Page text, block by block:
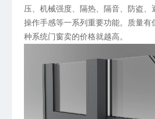
压、机械强度、隔热、隔音、防盗、
操作手感等一系列重要功能。质量有
种系统门窗卖的价格就越高。